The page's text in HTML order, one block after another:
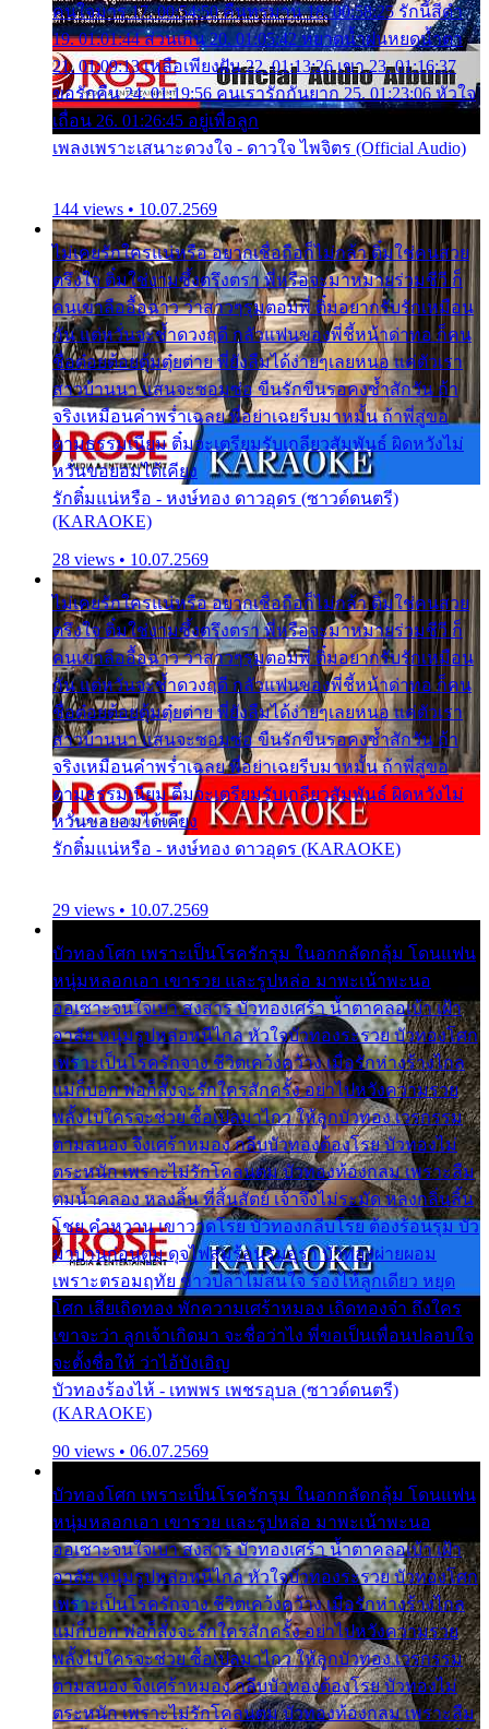
คนใจมาร 17. 00:54:50 คืนทรมาน 18. 00:58:25 รักนี้สีดำ
19. 01:01:44 ส่วนเกิน 20. 01:05:42 หยาดน้ำฝนหยดน้ำตา
21. 01:09:13 เหลือเพียงฝัน 22. 01:13:26 เขา 23. 01:16:37
ขอรักคืน 24. 01:19:56 คนเรารักกันยาก 25. 01:23:06 หัวใจ
เถื่อน 26. 01:26:45 อยู่เพื่อลูก
เพลงเพราะเสนาะดวงใจ - ดาวใจ ไพจิตร (Official Audio)
144 views • 10.07.2569
ไม่เคยรักใครแน่หรือ อยากเชื่อถือก็ไม่กล้า ติ๋มใช่คนสวย
ตรึงใจ ติ๋มใช่งามซึ้งตรึงตรา พี่หรือจะมาหมายร่วมชีวี ก็
คนเขาลืออื้อฉาว ว่าสาวๆรุมตอมพี่ ติ๋มอยากรับรักเหมือน
กัน แต่หวั่นจะช้ำดวงฤดี กลัวแฟนของพี่ชี้หน้าด่าทอ ก็คน
ชื่อต๋อยต้อยตุ้มตุ๋ยต่าย พี่ยังลืมได้ง่ายๆเลยหนอ แค่ตัวเรา
สาวบ้านนา แสนจะซอมซ่อ ขืนรักขืนรอคงช้ำสักวัน ถ้า
จริงเหมือนคำพร่ำเฉลย พี่อย่าเฉยรีบมาหมั้น ถ้าพี่สู่ขอ
ตามธรรมเนียม ติ๋มจะเตรียมรับเกลียวสัมพันธ์ ผิดหวังไม่
หวั่นขอยอมได้เคียง
รักติ๋มแน่หรือ - หงษ์ทอง ดาวอุดร (ซาวด์ดนตรี)
(KARAOKE)
28 views • 10.07.2569
ไม่เคยรักใครแน่หรือ อยากเชื่อถือก็ไม่กล้า ติ๋มใช่คนสวย
ตรึงใจ ติ๋มใช่งามซึ้งตรึงตรา พี่หรือจะมาหมายร่วมชีวี ก็
คนเขาลืออื้อฉาว ว่าสาวๆรุมตอมพี่ ติ๋มอยากรับรักเหมือน
กัน แต่หวั่นจะช้ำดวงฤดี กลัวแฟนของพี่ชี้หน้าด่าทอ ก็คน
ชื่อต๋อยต้อยตุ้มตุ๋ยต่าย พี่ยังลืมได้ง่ายๆเลยหนอ แค่ตัวเรา
สาวบ้านนา แสนจะซอมซ่อ ขืนรักขืนรอคงช้ำสักวัน ถ้า
จริงเหมือนคำพร่ำเฉลย พี่อย่าเฉยรีบมาหมั้น ถ้าพี่สู่ขอ
ตามธรรมเนียม ติ๋มจะเตรียมรับเกลียวสัมพันธ์ ผิดหวังไม่
หวั่นขอยอมได้เคียง
รักติ๋มแน่หรือ - หงษ์ทอง ดาวอุดร (KARAOKE)
29 views • 10.07.2569
บัวทองโศก เพราะเป็นโรครักรุม ในอกกลัดกลุ้ม โดนแฟน
หนุ่มหลอกเอา เขารวย และรูปหล่อ มาพะเน้าพะนอ
ออเซาะจนใจเบา สงสาร บัวทองเศร้า น้ำตาคลอเบ้า เฝ้า
อาลัย หนุ่มรูปหล่อหนีไกล หัวใจบัวทองระรวย บัวทองโศก
เพราะเป็นโรครักจาง ชีวิตเคว้งคว้าง เมื่อรักห่างร้างไกล
แม่ก็บอก พ่อก็สั่งจะรักใครสักครั้ง อย่าไปหวังความรวย
พลั้งไปใครจะช่วย ซื้อเปลมาไกว ให้ลูกบัวทอง เวรกรรม
ตามสนอง จึงเศร้าหมอง กลีบบัวทองต้องโรย บัวทองไม่
ตระหนัก เพราะไม่รักโคลนตม บัวทองท้องกลม เพราะลืม
ตมน้ำคลอง หลงลิ้น ที่สิ้นสัตย์ เจ้าจึงไม่ระมัด หลงกลิ่นลิ้น
โชย คำหวาน เขาวาดโรย บัวทองกลีบโรย ต้องร้อนรุม บัว
มาบานก่อนตูม ดุจไฟสุมร้อนรุมอุรา บัวทองผ่ายผอม
เพราะตรอมฤทัย ข้าวปลาไม่สนใจ ร้องไห้ลูกเดียว หยุด
โศก เสียเถิดทอง พักความเศร้าหมอง เถิดทองจ๋า ถึงใคร
เขาจะว่า ลูกเจ้าเกิดมา จะชื่อว่าไง พี่ขอเป็นเพื่อนปลอบใจ
จะตั้งชื่อให้ ว่าไอ้บังเอิญ
บัวทองร้องไห้ - เทพพร เพชรอุบล (ซาวด์ดนตรี)
(KARAOKE)
90 views • 06.07.2569
บัวทองโศก เพราะเป็นโรครักรุม ในอกกลัดกลุ้ม โดนแฟน
หนุ่มหลอกเอา เขารวย และรูปหล่อ มาพะเน้าพะนอ
ออเซาะจนใจเบา สงสาร บัวทองเศร้า น้ำตาคลอเบ้า เฝ้า
อาลัย หนุ่มรูปหล่อหนีไกล หัวใจบัวทองระรวย บัวทองโศก
เพราะเป็นโรครักจาง ชีวิตเคว้งคว้าง เมื่อรักห่างร้างไกล
แม่ก็บอก พ่อก็สั่งจะรักใครสักครั้ง อย่าไปหวังความรวย
พลั้งไปใครจะช่วย ซื้อเปลมาไกว ให้ลูกบัวทอง เวรกรรม
ตามสนอง จึงเศร้าหมอง กลีบบัวทองต้องโรย บัวทองไม่
ตระหนัก เพราะไม่รักโคลนตม บัวทองท้องกลม เพราะลืม